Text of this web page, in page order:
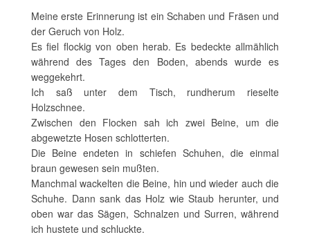
Meine erste Erinnerung ist ein Schaben und Fräsen und
der Geruch von Holz.
Es fiel flockig von oben herab. Es bedeckte allmählich
während des Tages den Boden, abends wurde es
weggekehrt.
Ich saß unter dem Tisch, rundherum rieselte
Holzschnee.
Zwischen den Flocken sah ich zwei Beine, um die
abgewetzte Hosen schlotterten.
Die Beine endeten in schiefen Schuhen, die einmal
braun gewesen sein mußten.
Manchmal wackelten die Beine, hin und wieder auch die
Schuhe. Dann sank das Holz wie Staub herunter, und
oben war das Sägen, Schnalzen und Surren, während
ich hustete und schluckte.